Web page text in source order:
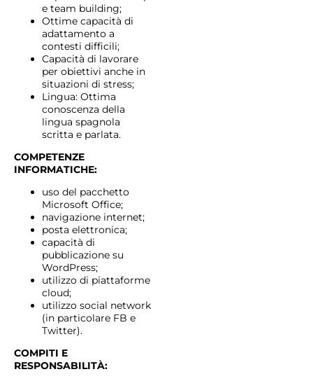
e team building;
Ottime capacità di
adattamento a
contesti difficili;
Capacità di lavorare
per obiettivi anche in
situazioni di stress;
Lingua: Ottima
conoscenza della
lingua spagnola
scritta e parlata.
COMPETENZE
INFORMATICHE:
uso del pacchetto
Microsoft Office;
navigazione internet;
posta elettronica;
capacità di
pubblicazione su
WordPress;
utilizzo di piattaforme
cloud;
utilizzo social network
(in particolare FB e
Twitter).
COMPITI E
RESPONSABILITÀ: